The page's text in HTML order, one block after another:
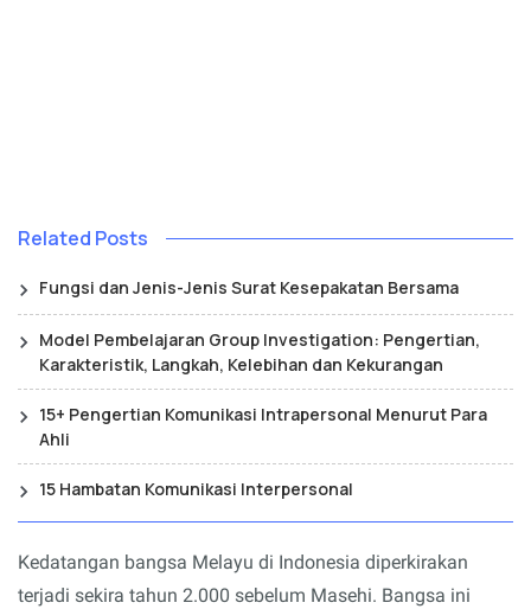
Related Posts
Fungsi dan Jenis-Jenis Surat Kesepakatan Bersama
Model Pembelajaran Group Investigation: Pengertian,
Karakteristik, Langkah, Kelebihan dan Kekurangan
15+ Pengertian Komunikasi Intrapersonal Menurut Para
Ahli
15 Hambatan Komunikasi Interpersonal
Kedatangan bangsa Melayu di Indonesia diperkirakan
terjadi sekira tahun 2.000 sebelum Masehi. Bangsa ini